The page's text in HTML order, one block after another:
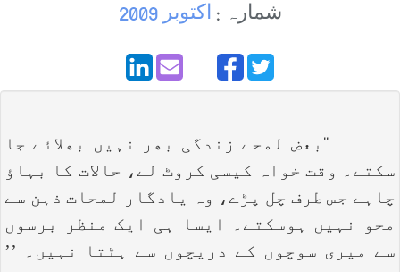
شمارہ : اکتوبر 2009
‘‘بعض لمحے زندگی بھر نہیں بھلائے جا
سکتے۔ وقت خواہ کیسی کروٹ لے، حالات کا بہاؤ
چاہے جس طرف چل پڑے، وہ یادگار لمحات ذہن سے
محو نہیں ہوسکتے۔ ایسا ہی ایک منظر برسوں
سے میری سوچوں کے دریچوں سے ہٹتا نہیں۔ ’’